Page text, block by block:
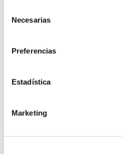
Necesarias
Preferencias
Estadística
Marketing
Los que
producto,
compraron